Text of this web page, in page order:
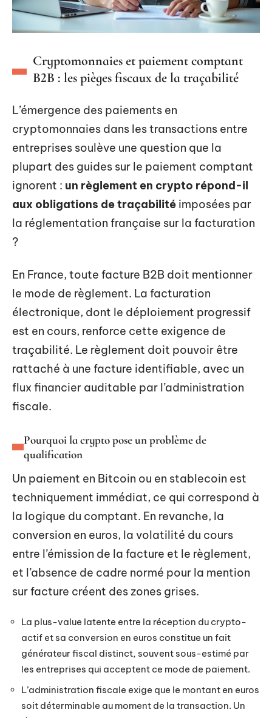
Cryptomonnaies et paiement comptant
B2B : les pièges fiscaux de la traçabilité
L’émergence des paiements en
cryptomonnaies dans les transactions entre
entreprises soulève une question que la
plupart des guides sur le paiement comptant
ignorent : un règlement en crypto répond-il
aux obligations de traçabilité imposées par
la réglementation française sur la facturation
?
En France, toute facture B2B doit mentionner
le mode de règlement. La facturation
électronique, dont le déploiement progressif
est en cours, renforce cette exigence de
traçabilité. Le règlement doit pouvoir être
rattaché à une facture identifiable, avec un
flux financier auditable par l’administration
fiscale.
Pourquoi la crypto pose un problème de
qualification
Un paiement en Bitcoin ou en stablecoin est
techniquement immédiat, ce qui correspond à
la logique du comptant. En revanche, la
conversion en euros, la volatilité du cours
entre l’émission de la facture et le règlement,
et l’absence de cadre normé pour la mention
sur facture créent des zones grises.
La plus-value latente entre la réception du crypto-
actif et sa conversion en euros constitue un fait
générateur fiscal distinct, souvent sous-estimé par
les entreprises qui acceptent ce mode de paiement.
L’administration fiscale exige que le montant en euros
soit déterminable au moment de la transaction. Un